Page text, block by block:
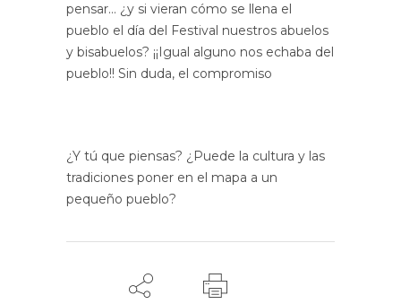
pensar… ¿y si vieran cómo se llena el
pueblo el día del Festival nuestros abuelos
y bisabuelos? ¡¡Igual alguno nos echaba del
pueblo!! Sin duda, el compromiso
¿Y tú que piensas? ¿Puede la cultura y las
tradiciones poner en el mapa a un
pequeño pueblo?